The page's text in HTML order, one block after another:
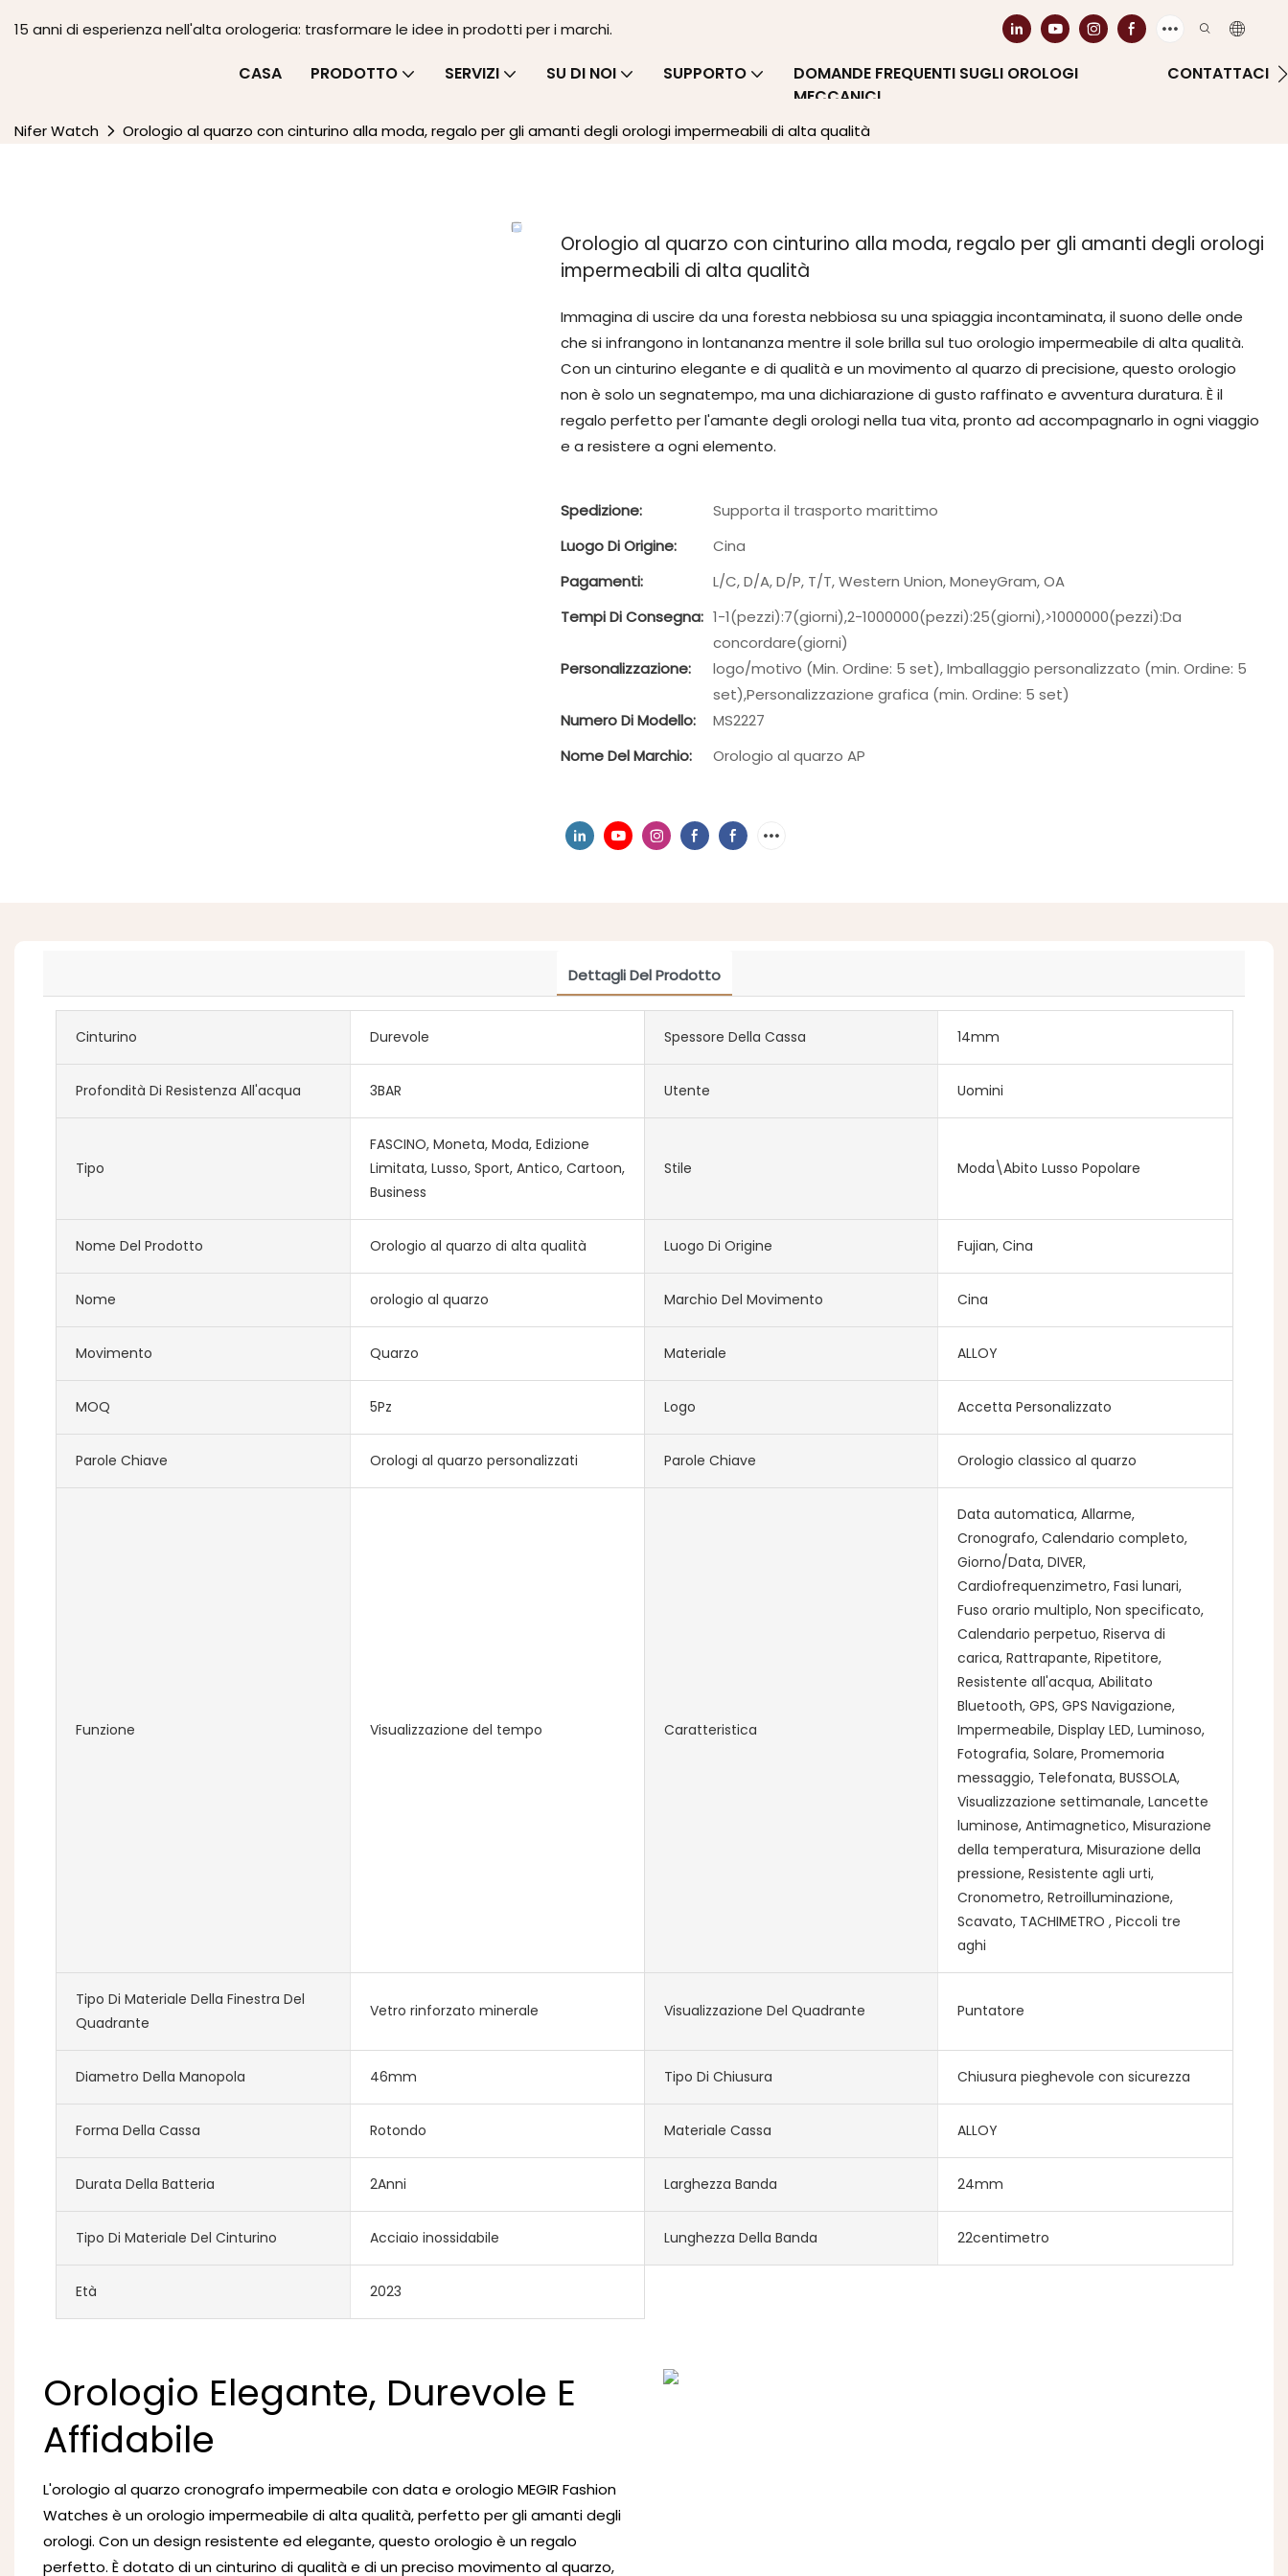
15 anni di esperienza nell'alta orologeria: trasformare le idee in prodotti per i marchi.
CASA PRODOTTO SERVIZI SU DI NOI SUPPORTO
DOMANDE FREQUENTI SUGLI OROLOGI
MECCANICI
CONTATTACI
Nifer Watch Orologio al quarzo con cinturino alla moda, regalo per gli amanti degli orologi impermeabili di alta qualità
Orologio al quarzo con cinturino alla moda, regalo per gli amanti degli orologi
impermeabili di alta qualità
Immagina di uscire da una foresta nebbiosa su una spiaggia incontaminata, il suono delle onde
che si infrangono in lontananza mentre il sole brilla sul tuo orologio impermeabile di alta qualità.
Con un cinturino elegante e di qualità e un movimento al quarzo di precisione, questo orologio
non è solo un segnatempo, ma una dichiarazione di gusto raffinato e avventura duratura. È il
regalo perfetto per l'amante degli orologi nella tua vita, pronto ad accompagnarlo in ogni viaggio
e a resistere a ogni elemento.
Spedizione:
Supporta il trasporto marittimo
Luogo Di Origine:
Cina
Pagamenti:
L/C, D/A, D/P, T/T, Western Union, MoneyGram, OA
Tempi Di Consegna: 1-1(pezzi):7(giorni),2-1000000(pezzi):25(giorni),>1000000(pezzi):Da
concordare(giorni)
Personalizzazione:
logo/motivo (Min. Ordine: 5 set), Imballaggio personalizzato (min. Ordine: 5
set),Personalizzazione grafica (min. Ordine: 5 set)
Numero Di Modello:
MS2227
Nome Del Marchio:
Orologio al quarzo AP
Dettagli Del Prodotto
Cinturino Durevole Spessore Della Cassa 14mm
Profondità Di Resistenza All'acqua 3BAR Utente Uomini
Tipo
FASCINO, Moneta, Moda, Edizione
Limitata, Lusso, Sport, Antico, Cartoon,
Business
Stile Moda\Abito Lusso Popolare
Nome Del Prodotto Orologio al quarzo di alta qualità Luogo Di Origine Fujian, Cina
Nome orologio al quarzo Marchio Del Movimento Cina
Movimento Quarzo Materiale ALLOY
MOQ 5Pz Logo Accetta Personalizzato
Parole Chiave Orologi al quarzo personalizzati Parole Chiave Orologio classico al quarzo
Funzione Visualizzazione del tempo Caratteristica
Data automatica, Allarme,
Cronografo, Calendario completo,
Giorno/Data, DIVER,
Cardiofrequenzimetro, Fasi lunari,
Fuso orario multiplo, Non specificato,
Calendario perpetuo, Riserva di
carica, Rattrapante, Ripetitore,
Resistente all'acqua, Abilitato
Bluetooth, GPS, GPS Navigazione,
Impermeabile, Display LED, Luminoso,
Fotografia, Solare, Promemoria
messaggio, Telefonata, BUSSOLA,
Visualizzazione settimanale, Lancette
luminose, Antimagnetico, Misurazione
della temperatura, Misurazione della
pressione, Resistente agli urti,
Cronometro, Retroilluminazione,
Scavato, TACHIMETRO , Piccoli tre
aghi
Tipo Di Materiale Della Finestra Del
Quadrante
Vetro rinforzato minerale Visualizzazione Del Quadrante Puntatore
Diametro Della Manopola 46mm Tipo Di Chiusura Chiusura pieghevole con sicurezza
Forma Della Cassa Rotondo Materiale Cassa ALLOY
Durata Della Batteria 2Anni Larghezza Banda 24mm
Tipo Di Materiale Del Cinturino Acciaio inossidabile Lunghezza Della Banda 22centimetro
Età 2023
Orologio Elegante, Durevole E
Affidabile
L'orologio al quarzo cronografo impermeabile con data e orologio MEGIR Fashion
Watches è un orologio impermeabile di alta qualità, perfetto per gli amanti degli
orologi. Con un design resistente ed elegante, questo orologio è un regalo
perfetto. È dotato di un cinturino di qualità e di un preciso movimento al quarzo,